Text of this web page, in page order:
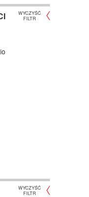
WYCZYŚĆ
FILTR
WYCZYŚĆ
FILTR